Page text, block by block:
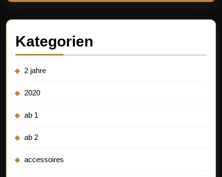
Kategorien
2 jahre
2020
ab 1
ab 2
accessoires